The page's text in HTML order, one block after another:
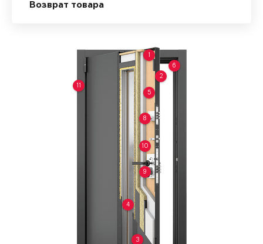
Возврат товара
1
2
3
4
5
6
8
9
10
11